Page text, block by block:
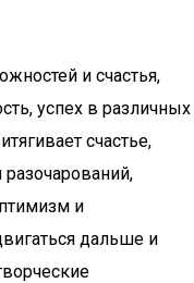
и счастья,
успех в различных
счастье,
и
дальше и